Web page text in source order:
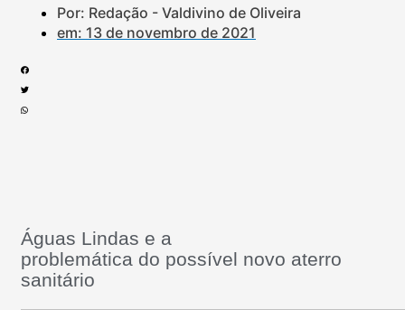
Por: Redação - Valdivino de Oliveira
em: 13 de novembro de 2021
Águas Lindas e a
problemática do possível novo aterro
sanitário